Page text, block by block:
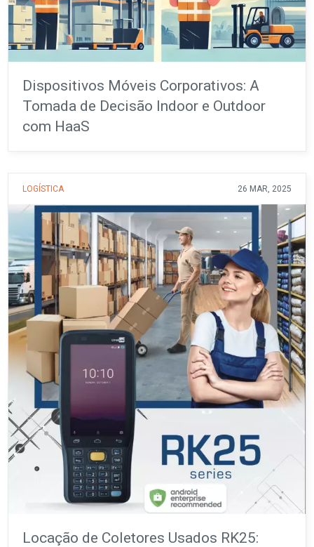
Dispositivos Móveis Corporativos: A
Tomada de Decisão Indoor e Outdoor
com HaaS
LOGÍSTICA 26 MAR, 2025
Locação de Coletores Usados RK25: